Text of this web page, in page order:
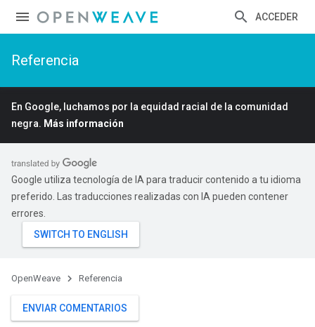
ACCEDER
Referencia
En Google, luchamos por la equidad racial de la comunidad
negra. Más información
Google utiliza tecnología de IA para traducir contenido a tu idioma
preferido. Las traducciones realizadas con IA pueden contener
errores.
OpenWeave Referencia
ENVIAR COMENTARIOS